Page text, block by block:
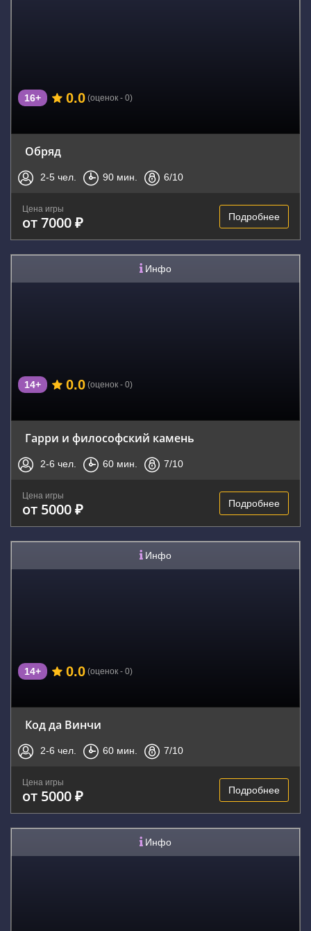
16+ 0.0 (оценок - 0)
Обряд
2-5 чел. 90 мин. 6/10
Цена игры
от 7000 ₽ Подробнее
Инфо
14+ 0.0 (оценок - 0)
Гарри и философский камень
2-6 чел. 60 мин. 7/10
Цена игры
от 5000 ₽ Подробнее
Инфо
14+ 0.0 (оценок - 0)
Код да Винчи
2-6 чел. 60 мин. 7/10
Цена игры
от 5000 ₽ Подробнее
Инфо